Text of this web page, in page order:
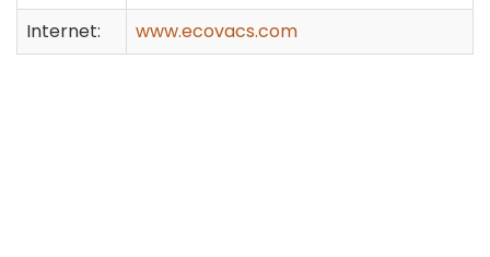
Internet:
www.ecovacs.com